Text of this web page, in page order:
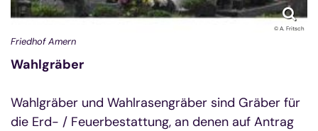
© A. Fritsch
Friedhof Amern
Wahlgräber
Wahlgräber und Wahlrasengräber sind Gräber für
die Erd- / Feuerbestattung, an denen auf Antrag